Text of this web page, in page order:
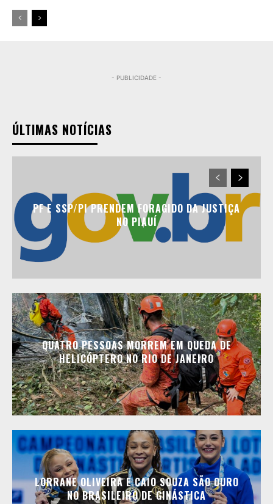
- PUBLICIDADE -
ÚLTIMAS NOTÍCIAS
PF E SSP/PI PRENDEM FORAGIDO DA JUSTIÇA
NO PIAUÍ
QUATRO PESSOAS MORREM EM QUEDA DE
HELICÓPTERO NO RIO DE JANEIRO
LORRANE OLIVEIRA E CAIO SOUZA SÃO OURO
NO BRASILEIRO DE GINÁSTICA